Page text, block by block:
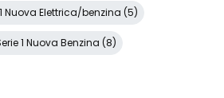
Nuova Elettrica/benzina (5)
1 Nuova Benzina (8)